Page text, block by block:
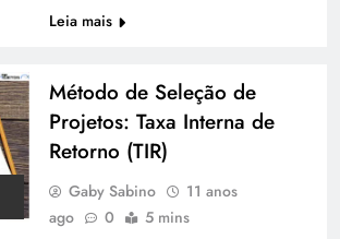
Leia mais
Método de Seleção de
Projetos: Taxa Interna de
Retorno (TIR)
Gaby Sabino
11 anos
ago
0 5 mins